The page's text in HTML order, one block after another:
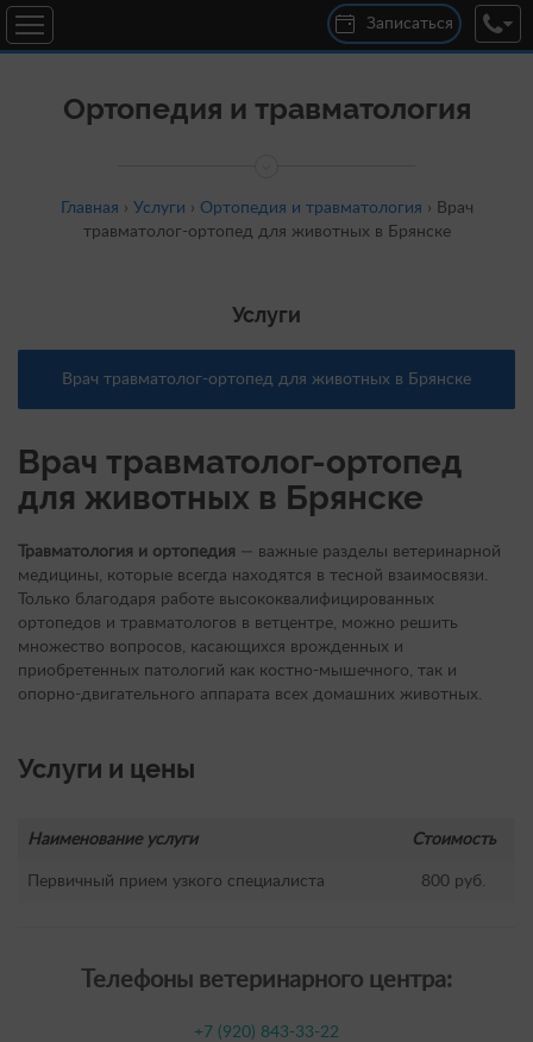
Записаться
Ортопедия и травматология
Главная › Услуги › Ортопедия и травматология › Врач
травматолог-ортопед для животных в Брянске
Услуги
Врач травматолог-ортопед для животных в Брянске
Врач травматолог-ортопед
для животных в Брянске
Травматология и ортопедия — важные разделы ветеринарной
медицины, которые всегда находятся в тесной взаимосвязи.
Только благодаря работе высококвалифицированных
ортопедов и травматологов в ветцентре, можно решить
множество вопросов, касающихся врожденных и
приобретенных патологий как костно-мышечного, так и
опорно-двигательного аппарата всех домашних животных.
Услуги и цены
Наименование услуги Стоимость
Первичный прием узкого специалиста 800 руб.
Телефоны ветеринарного центра:
+7 (920) 843-33-22